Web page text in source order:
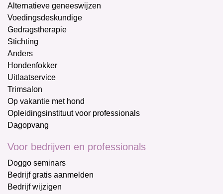
Alternatieve geneeswijzen
Voedingsdeskundige
Gedragstherapie
Stichting
Anders
Hondenfokker
Uitlaatservice
Trimsalon
Op vakantie met hond
Opleidingsinstituut voor professionals
Dagopvang
Voor bedrijven en professionals
Doggo seminars
Bedrijf gratis aanmelden
Bedrijf wijzigen